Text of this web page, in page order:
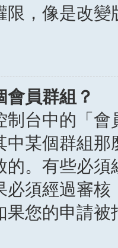
限，像是改
會員群組？
制台中的「
中某個群組
的。有些必
必須經過審
果您的申請